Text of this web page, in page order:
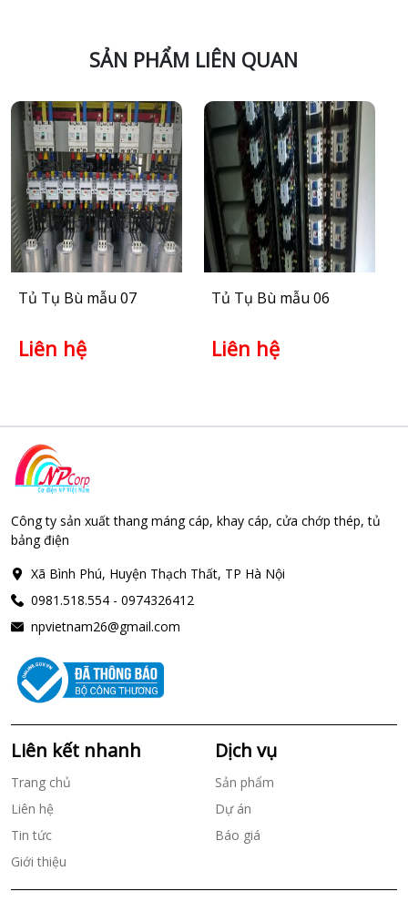
SẢN PHẨM LIÊN QUAN
Tủ Tụ Bù mẫu 07
Liên hệ
Tủ Tụ Bù mẫu 06
Liên hệ
Công ty sản xuất thang máng cáp, khay cáp, cửa chớp thép, tủ
bảng điện
Xã Bình Phú, Huyện Thạch Thất, TP Hà Nội
0981.518.554 - 0974326412
npvietnam26@gmail.com
Liên kết nhanh
Trang chủ
Liên hệ
Tin tức
Giới thiệu
Dịch vụ
Sản phẩm
Dự án
Báo giá